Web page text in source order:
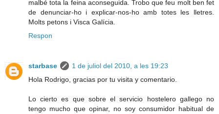
malbé tota la feina aconseguida. Trobo que feu molt ben fet
de denunciar-ho i explicar-nos-ho amb totes les lletres.
Molts petons i Visca Galícia.
Respon
starbase
1 de juliol del 2010, a les 19:23
Hola Rodrigo, gracias por tu visita y comentario.
Lo cierto es que sobre el servicio hostelero gallego no
tengo mucho que opinar, no soy consumidor habitual de